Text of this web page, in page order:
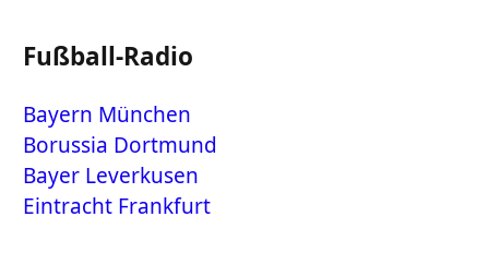
Fußball-Radio
Bayern München
Borussia Dortmund
Bayer Leverkusen
Eintracht Frankfurt